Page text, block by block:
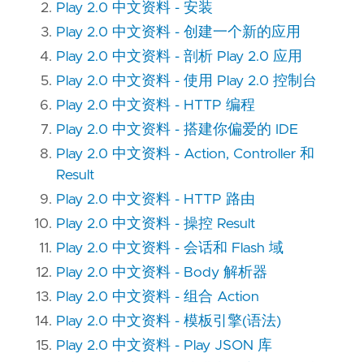
Play 2.0 中文资料 - 安装
Play 2.0 中文资料 - 创建一个新的应用
Play 2.0 中文资料 - 剖析 Play 2.0 应用
Play 2.0 中文资料 - 使用 Play 2.0 控制台
Play 2.0 中文资料 - HTTP 编程
Play 2.0 中文资料 - 搭建你偏爱的 IDE
Play 2.0 中文资料 - Action, Controller 和
Result
Play 2.0 中文资料 - HTTP 路由
Play 2.0 中文资料 - 操控 Result
Play 2.0 中文资料 - 会话和 Flash 域
Play 2.0 中文资料 - Body 解析器
Play 2.0 中文资料 - 组合 Action
Play 2.0 中文资料 - 模板引擎(语法)
Play 2.0 中文资料 - Play JSON 库